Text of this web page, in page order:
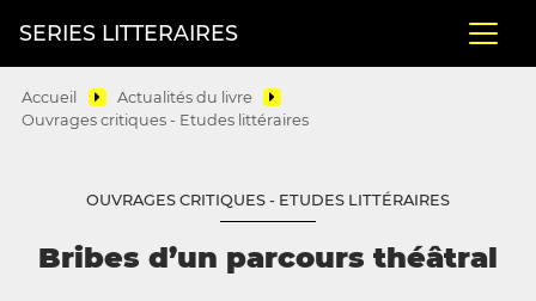
SERIES LITTERAIRES
Accueil
Actualités du livre
Ouvrages critiques - Etudes littéraires
OUVRAGES CRITIQUES - ETUDES LITTÉRAIRES
Bribes d’un parcours théâtral